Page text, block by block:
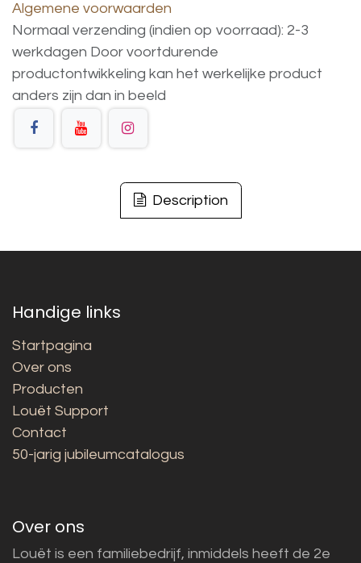
Algemene voorwaarden
Normaal verzending (indien op voorraad): 2-3
werkdagen Door voortdurende
productontwikkeling kan het werkelijke product
anders zijn dan in beeld
Description
Handige links
Startpagina
Over ons
Producten
Louët Support
Contact
50-jarig jubileumcatalogus
Over ons
Louët is een familiebedrijf, inmiddels heeft de 2e